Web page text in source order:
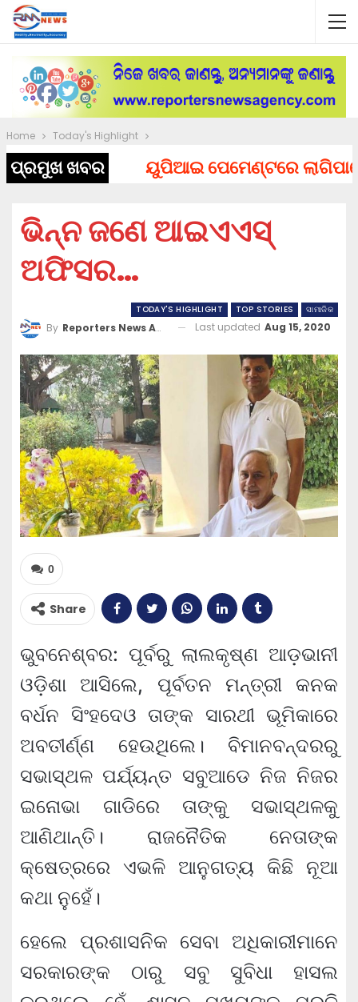
Home Today's Highlight
ପ୍ରମୁଖ ଖବର ୟୁପିଆଇ ପେମେଣ୍ଟରେ ଲାଗିପାରେ
ଭିନ୍ନ ଜଣେ ଆଇଏଏସ୍
ଅଫିସର…
TODAY'S HIGHLIGHT TOP STORIES ସାମାଜିକ
By Reporters News Agency Last updated Aug 15, 2020
0
Share
ଭୁବନେଶ୍ବର: ପୂର୍ବରୁ ଲାଲକୃଷ୍ଣ ଆଡ଼ଭାନୀ
ଓଡ଼ିଶା ଆସିଲେ, ପୂର୍ବତନ ମନ୍ତ୍ରୀ କନକ
ବର୍ଧନ ସିଂହଦେଓ ତାଙ୍କ ସାରଥୀ ଭୂମିକାରେ
ଅବତୀର୍ଣ୍ଣ ହେଉଥିଲେ। ବିମାନବନ୍ଦରରୁ
ସଭାସ୍ଥଳ ପର୍ଯ୍ୟନ୍ତ ସବୁଆଡେ ନିଜ ନିଜର
ଇନୋଭା ଗାଡିରେ ତାଙ୍କୁ ସଭାସ୍ଥଳକୁ
ଆଣିଥାନ୍ତି। ରାଜନୈତିକ ନେତାଙ୍କ
କ୍ଷେତ୍ରରେ ଏଭଳି ଆନୁଗତ୍ୟ କିଛି ନୂଆ
କଥା ନୁହେଁ।
ହେଲେ ପ୍ରଶାସନିକ ସେବା ଅଧିକାରୀମାନେ
ସରକାରଙ୍କ ଠାରୁ ସବୁ ସୁବିଧା ହାସଲ